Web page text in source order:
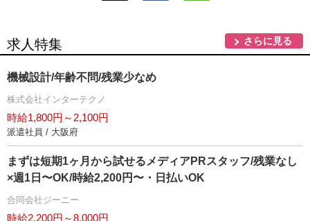
求人特集 さらに見る
機械設計/年齢不問/残業少なめ
株式会社インターテクノ
時給1,800円～2,100円
派遣社員 / 大阪府
まずは短期1ヶ月から試せるメディアPRスタッフ/残業なし
×週1日〜OK/時給2,200円〜・日払いOK
合同会社ジーニー
時給2,200円～8,000円